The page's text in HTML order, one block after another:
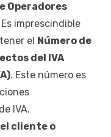
Operadores
Es imprescindible
el Número de
del IVA
. Este número es
IVA.
cliente o